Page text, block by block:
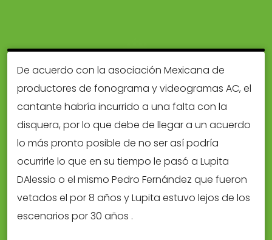
De acuerdo con la asociación Mexicana de
productores de fonograma y videogramas AC, el
cantante habría incurrido a una falta con la
disquera, por lo que debe de llegar a un acuerdo
lo más pronto posible de no ser así podría
ocurrirle lo que en su tiempo le pasó a Lupita
DAlessio o el mismo Pedro Fernández que fueron
vetados el por 8 años y Lupita estuvo lejos de los
escenarios por 30 años .